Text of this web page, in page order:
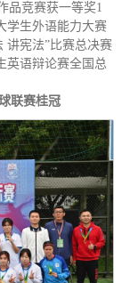
品竞赛获一等奖1
学生外语能力大赛
讲宪法”比赛总决赛
英语辩论赛全国总
联赛桂冠